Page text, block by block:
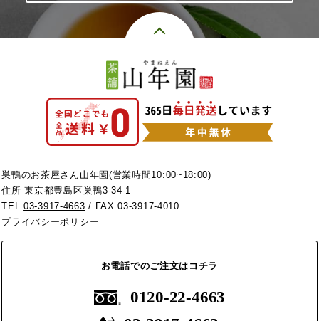
巣鴨のお茶屋さん山年園(営業時間10:00~18:00)
住所 東京都豊島区巣鴨3-34-1
TEL03-3917-4663 / FAX 03-3917-4010
プライバシーポリシー
お電話でのご注文はコチラ
0120-22-4663